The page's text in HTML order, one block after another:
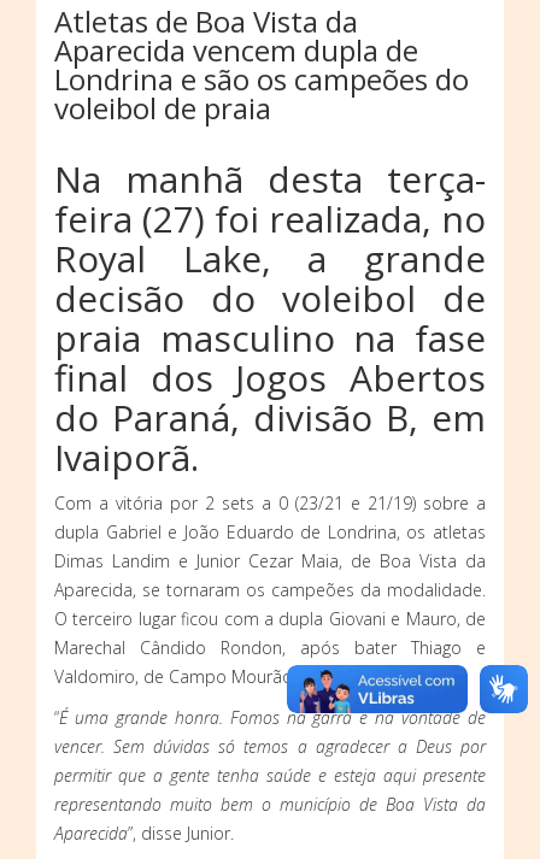
Atletas de Boa Vista da
Aparecida vencem dupla de
Londrina e são os campeões do
voleibol de praia
Na manhã desta terça-
feira (27) foi realizada, no
Royal Lake, a grande
decisão do voleibol de
praia masculino na fase
final dos Jogos Abertos
do Paraná, divisão B, em
Ivaiporã.
Com a vitória por 2 sets a 0 (23/21 e 21/19) sobre a
dupla Gabriel e João Eduardo de Londrina, os atletas
Dimas Landim e Junior Cezar Maia, de Boa Vista da
Aparecida, se tornaram os campeões da modalidade.
O terceiro lugar ficou com a dupla Giovani e Mauro, de
Marechal Cândido Rondon, após bater Thiago e
Valdomiro, de Campo Mourão, por 2 a 1.
“É uma grande honra. Fomos na garra e na vontade de
vencer. Sem dúvidas só temos a agradecer a Deus por
permitir que a gente tenha saúde e esteja aqui presente
representando muito bem o município de Boa Vista da
Aparecida”, disse Junior.